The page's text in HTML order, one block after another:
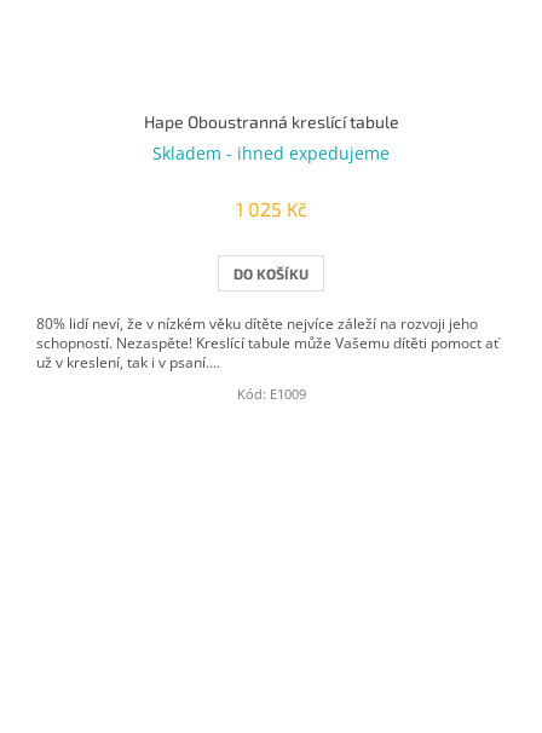
Hape Oboustranná kreslící tabule
Skladem - ihned expedujeme
1 025 Kč
DO KOŠÍKU
80% lidí neví, že v nízkém věku dítěte nejvíce záleží na rozvoji jeho
schopností. Nezaspěte! Kreslící tabule může Vašemu dítěti pomoct ať
už v kreslení, tak i v psaní....
Kód: E1009